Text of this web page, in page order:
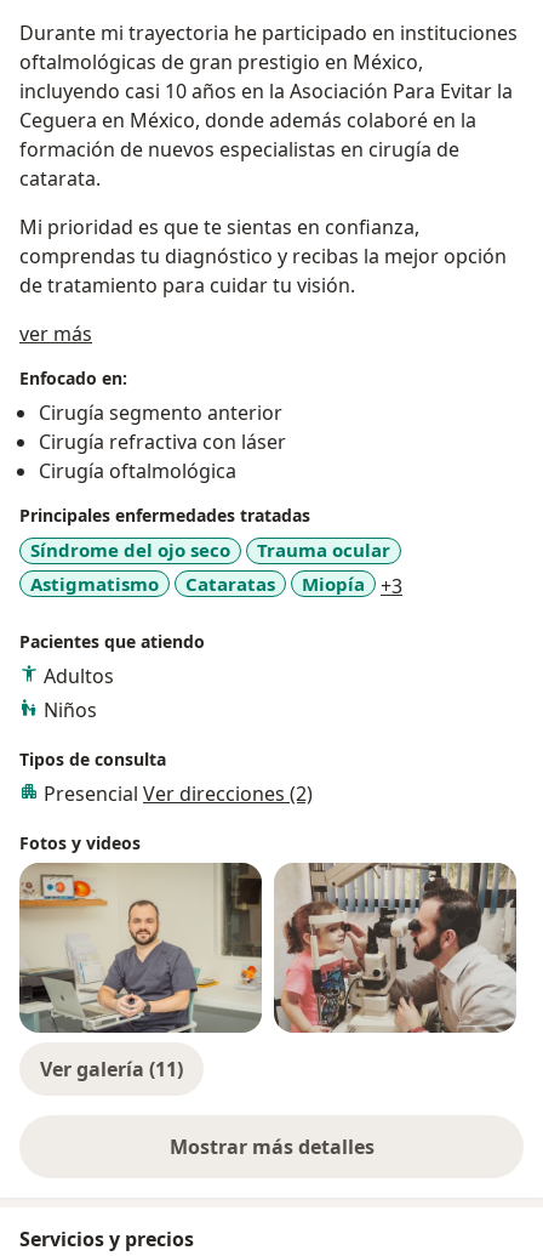
Durante mi trayectoria he participado en instituciones
oftalmológicas de gran prestigio en México,
incluyendo casi 10 años en la Asociación Para Evitar la
Ceguera en México, donde además colaboré en la
formación de nuevos especialistas en cirugía de
catarata.
Mi prioridad es que te sientas en confianza,
comprendas tu diagnóstico y recibas la mejor opción
de tratamiento para cuidar tu visión.
ver más
Enfocado en:
Cirugía segmento anterior
Cirugía refractiva con láser
Cirugía oftalmológica
Principales enfermedades tratadas
Síndrome del ojo seco
Trauma ocular
Astigmatismo
Cataratas Miopía +3
Pacientes que atiendo
Adultos
Niños
Tipos de consulta
Presencial Ver direcciones (2)
Fotos y videos
Ver galería (11)
Mostrar más detalles
sobre la experiencia
Servicios y precios